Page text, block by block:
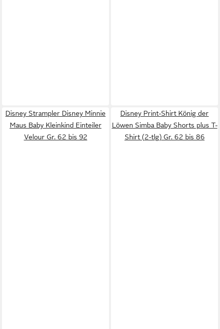
Disney Strampler Disney Minnie
Maus Baby Kleinkind Einteiler
Velour Gr. 62 bis 92
Disney Print-Shirt König der
Löwen Simba Baby Shorts plus T-
Shirt (2-tlg) Gr. 62 bis 86